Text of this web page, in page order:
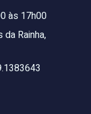
às 17h00
Rainha,